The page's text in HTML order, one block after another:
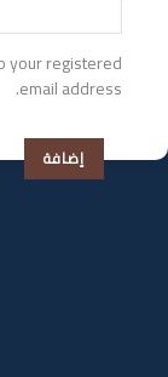
your registered
email address.